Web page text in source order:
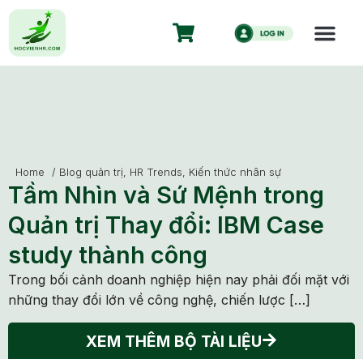
Home / Blog quản trị, HR Trends, Kiến thức nhân sự
Tầm Nhìn và Sứ Mệnh trong
Quản trị Thay đổi: IBM Case
study thành công
Trong bối cảnh doanh nghiệp hiện nay phải đối mặt với
những thay đổi lớn về công nghệ, chiến lược […]
XEM THÊM BỘ TÀI LIỆU